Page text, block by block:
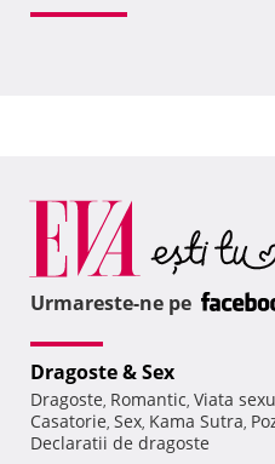
Urmareste-ne pe
Dragoste & Sex
Dragoste, Romantic, Viata
Casatorie, Sex, Kama Sutra,
Declaratii de dragoste